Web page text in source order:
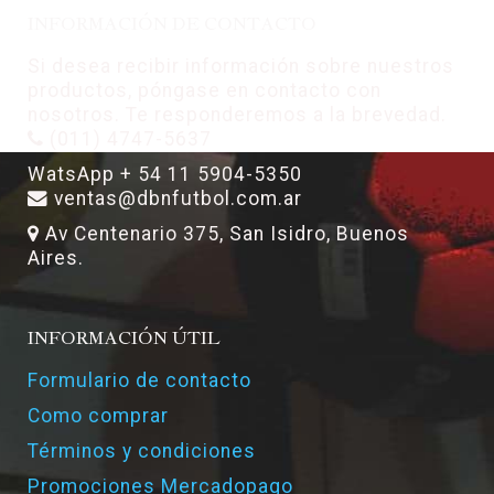
WatsApp + 54 11 5904-5350
ventas@dbnfutbol.com.ar
Av Centenario 375, San Isidro, Buenos
Aires.
INFORMACIÓN ÚTIL
Formulario de contacto
Como comprar
Términos y condiciones
Promociones Mercadopago